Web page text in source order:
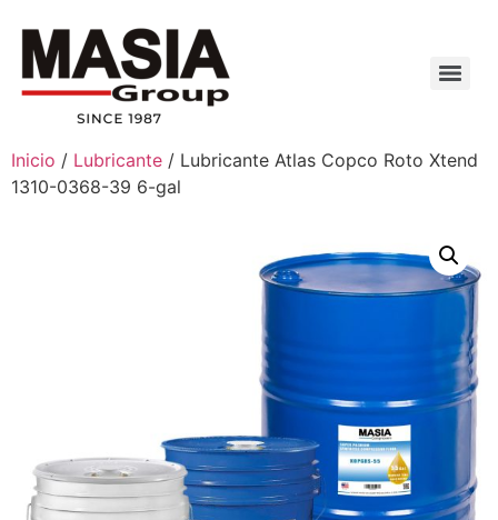
Inicio / Lubricante / Lubricante Atlas Copco Roto Xtend
1310-0368-39 6-gal